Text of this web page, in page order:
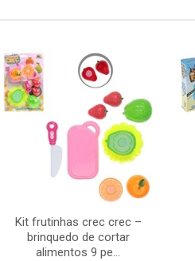
Kit frutinhas crec crec –
brinquedo de cortar
alimentos 9 pe...